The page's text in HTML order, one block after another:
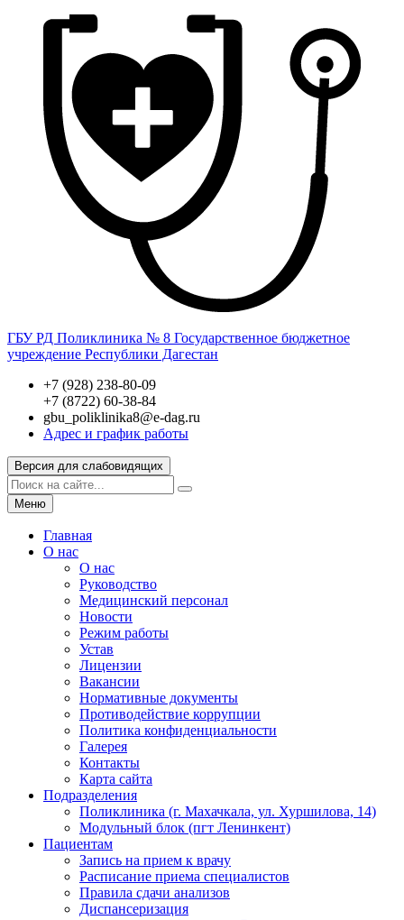
ГБУ РД Поликлиника № 8 Государственное бюджетное
учреждение Республики Дагестан
+7 (928) 238-80-09
+7 (8722) 60-38-84
gbu_poliklinika8@e-dag.ru
Адрес и график работы
Версия для слабовидящих
Меню
Главная
О нас
О нас
Руководство
Медицинский персонал
Новости
Режим работы
Устав
Лицензии
Вакансии
Нормативные документы
Противодействие коррупции
Политика конфиденциальности
Галерея
Контакты
Карта сайта
Подразделения
Поликлиника (г. Махачкала, ул. Хуршилова, 14)
Модульный блок (пгт Ленинкент)
Пациентам
Запись на прием к врачу
Расписание приема специалистов
Правила сдачи анализов
Диспансеризация